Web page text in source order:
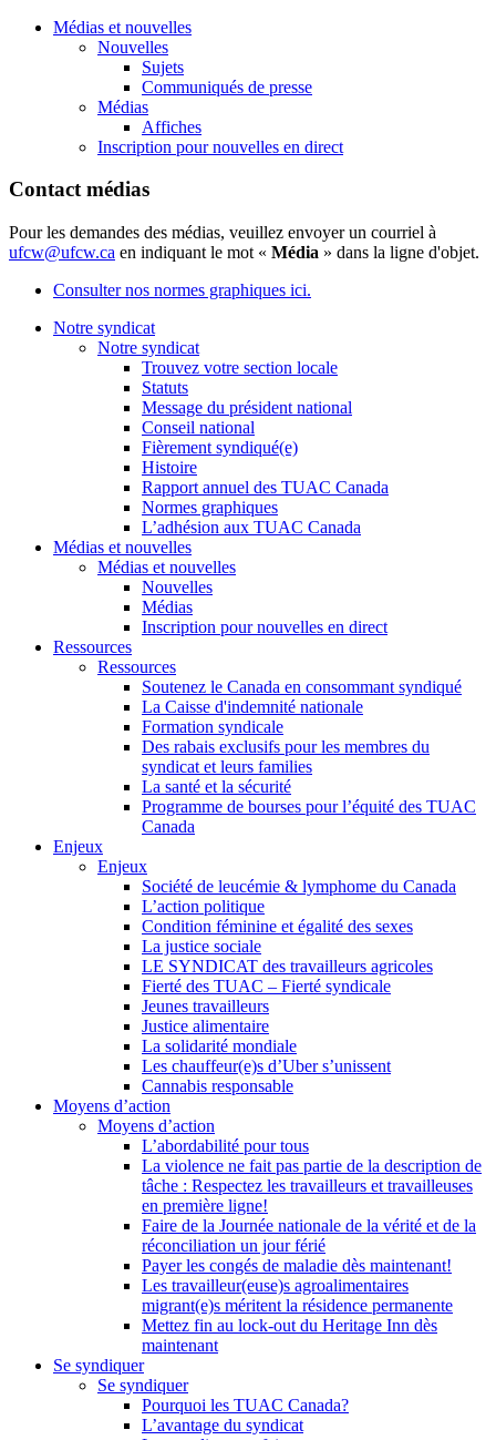
Médias et nouvelles
Nouvelles
Sujets
Communiqués de presse
Médias
Affiches
Inscription pour nouvelles en direct
Contact médias
Pour les demandes des médias, veuillez envoyer un courriel à
ufcw@ufcw.ca en indiquant le mot « Média » dans la ligne d'objet.
Consulter nos normes graphiques ici.
Notre syndicat
Notre syndicat
Trouvez votre section locale
Statuts
Message du président national
Conseil national
Fièrement syndiqué(e)
Histoire
Rapport annuel des TUAC Canada
Normes graphiques
L’adhésion aux TUAC Canada
Médias et nouvelles
Médias et nouvelles
Nouvelles
Médias
Inscription pour nouvelles en direct
Ressources
Ressources
Soutenez le Canada en consommant syndiqué
La Caisse d'indemnité nationale
Formation syndicale
Des rabais exclusifs pour les membres du
syndicat et leurs families
La santé et la sécurité
Programme de bourses pour l’équité des TUAC
Canada
Enjeux
Enjeux
Société de leucémie & lymphome du Canada
L’action politique
Condition féminine et égalité des sexes
La justice sociale
LE SYNDICAT des travailleurs agricoles
Fierté des TUAC – Fierté syndicale
Jeunes travailleurs
Justice alimentaire
La solidarité mondiale
Les chauffeur(e)s d’Uber s’unissent
Cannabis responsable
Moyens d’action
Moyens d’action
L’abordabilité pour tous
La violence ne fait pas partie de la description de
tâche : Respectez les travailleurs et travailleuses
en première ligne!
Faire de la Journée nationale de la vérité et de la
réconciliation un jour férié
Payer les congés de maladie dès maintenant!
Les travailleur(euse)s agroalimentaires
migrant(e)s méritent la résidence permanente
Mettez fin au lock-out du Heritage Inn dès
maintenant
Se syndiquer
Se syndiquer
Pourquoi les TUAC Canada?
L’avantage du syndicat